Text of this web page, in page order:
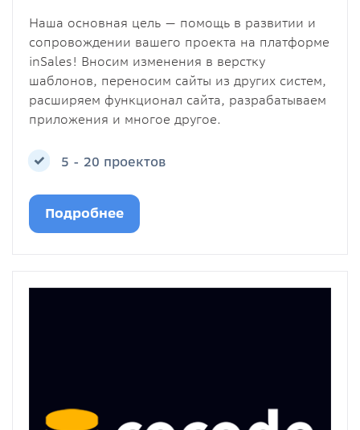
Наша основная цель — помощь в развитии и
сопровождении вашего проекта на платформе
inSales! Вносим изменения в верстку
шаблонов, переносим сайты из других систем,
расширяем функционал сайта, разрабатываем
приложения и многое другое.
5 - 20 проектов
Подробнее